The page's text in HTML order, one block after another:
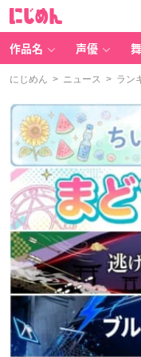
作品名 声優
にじめん > ニュース > ラン